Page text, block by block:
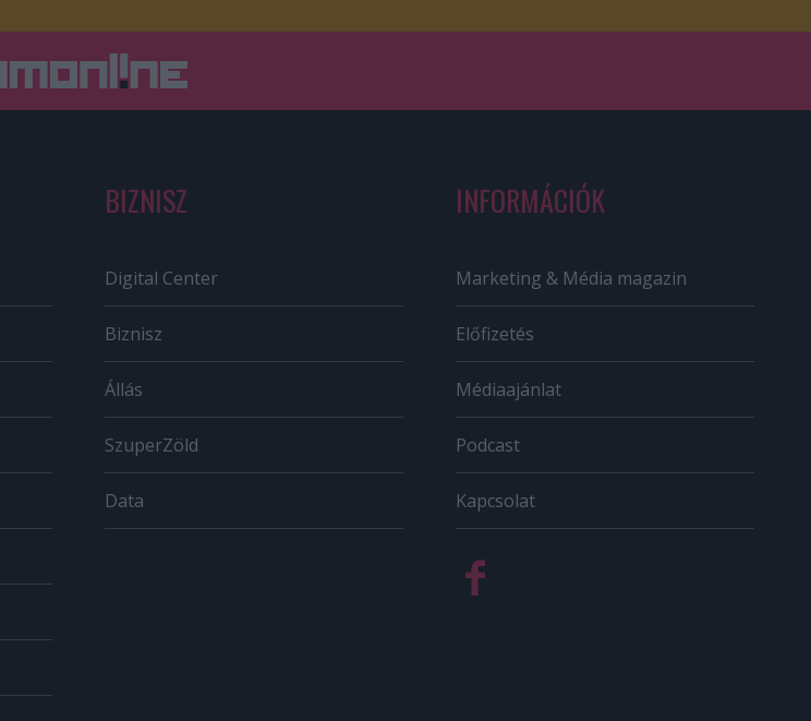
BIZNISZ
Digital Center
Biznisz
Állás
SzuperZöld
Data
INFORMÁCIÓK
Marketing & Média magazin
Előfizetés
Médiaajánlat
Podcast
Kapcsolat